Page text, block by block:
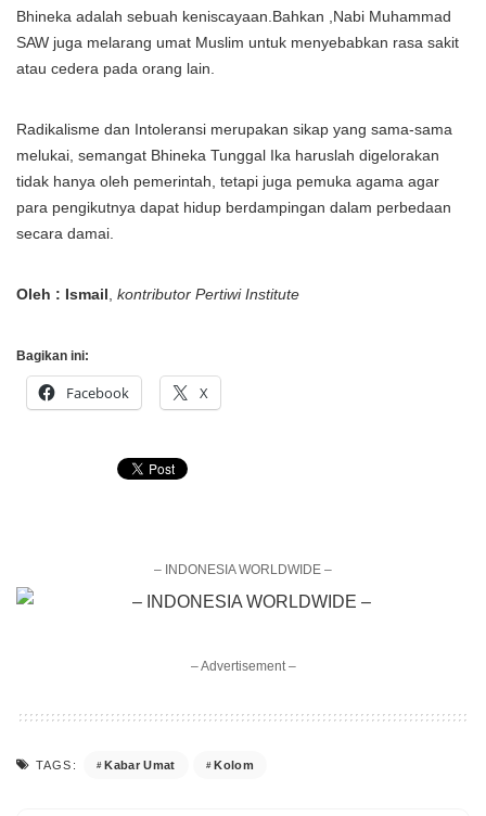
Bhineka adalah sebuah keniscayaan.Bahkan ,Nabi Muhammad
SAW juga melarang umat Muslim untuk menyebabkan rasa sakit
atau cedera pada orang lain.
Radikalisme dan Intoleransi merupakan sikap yang sama-sama
melukai, semangat Bhineka Tunggal Ika haruslah digelorakan
tidak hanya oleh pemerintah, tetapi juga pemuka agama agar
para pengikutnya dapat hidup berdampingan dalam perbedaan
secara damai.
Oleh : Ismail kontributor Pertiwi Institute
Bagikan ini:
Facebook X
– INDONESIA WORLDWIDE –
– Advertisement –
TAGS: Kabar Umat Kolom